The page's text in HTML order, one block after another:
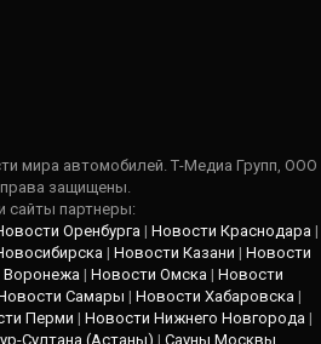
мира автомобилей. Т-Медиа Групп, ООО
защищены.
сайты партнеры:
Оренбурга | Новости Краснодара |
| Новости Казани | Новости
Воронежа | Новости Омска | Новости
Самары | Новости Хабаровска |
Перми | Новости Нижнего Новгорода |
Султана (Астаны) | Сауны Москвы